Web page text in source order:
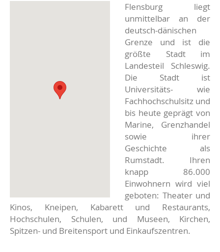
Flensburg liegt
unmittelbar an der
deutsch-dänischen
Grenze und ist die
größte Stadt im
Landesteil Schleswig.
Die Stadt ist
Universitäts- wie
Fachhochschulsitz und
bis heute geprägt von
Marine, Grenzhandel
sowie ihrer
Geschichte als
Rumstadt. Ihren
knapp 86.000
Einwohnern wird viel
geboten: Theater und
Kinos, Kneipen, Kabarett und Restaurants,
Hochschulen, Schulen, und Museen, Kirchen,
Spitzen- und Breitensport und Einkaufszentren.